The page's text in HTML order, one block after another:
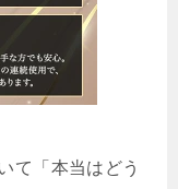
て「本当はどう